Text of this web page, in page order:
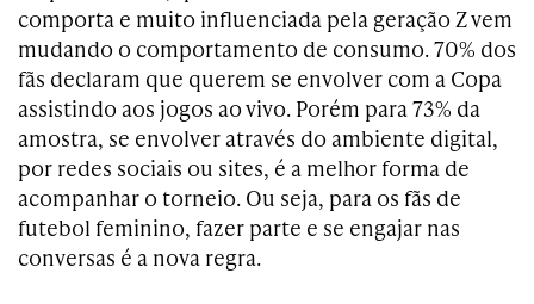
comporta e muito influenciada pela geração Z vem
mudando o comportamento de consumo. 70% dos
fãs declaram que querem se envolver com a Copa
assistindo aos jogos ao vivo. Porém para 73% da
amostra, se envolver através do ambiente digital,
por redes sociais ou sites, é a melhor forma de
acompanhar o torneio. Ou seja, para os fãs de
futebol feminino, fazer parte e se engajar nas
conversas é a nova regra.